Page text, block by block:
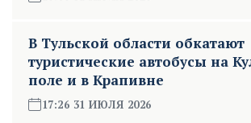
В Тульской области обкатают
туристические автобусы на
поле и в Крапивне
17:26 31 ИЮЛЯ 2026